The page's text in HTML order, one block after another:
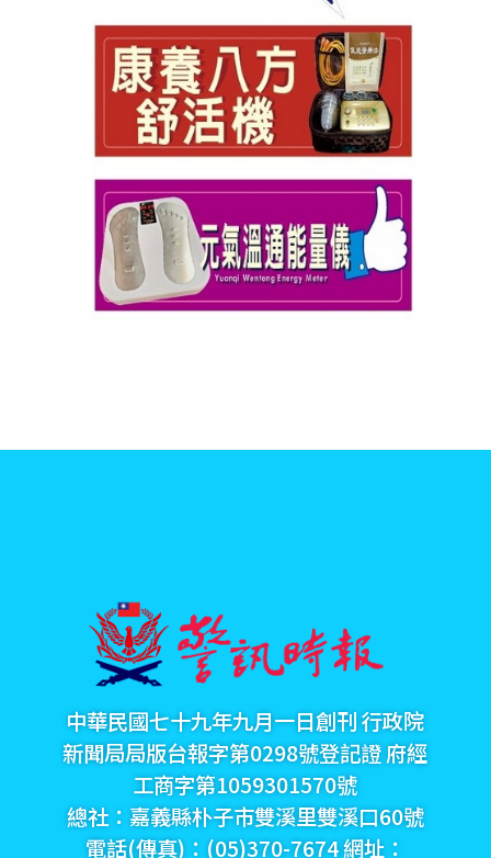
中華民國七十九年九月一日創刊 行政院
新聞局局版台報字第0298號登記證 府經
工商字第1059301570號
總社：嘉義縣朴子市雙溪里雙溪口60號
電話(傳真)：(05)370-7674 網址：